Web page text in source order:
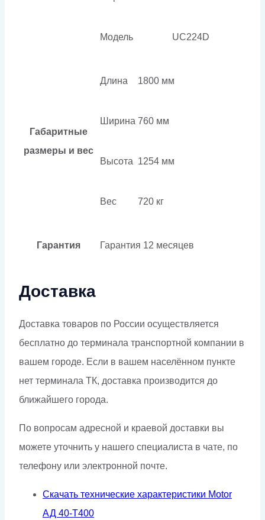
Модель UC224D
Габаритные
размеры и вес
Длина 1800 мм
Ширина 760 мм
Высота 1254 мм
Вес 720 кг
Гарантия Гарантия 12 месяцев
Доставка
Доставка товаров по России осуществляется
бесплатно до терминала транспортной компании в
вашем городе. Если в вашем населённом пункте
нет терминала ТК, доставка производится до
ближайшего города.
По вопросам адресной и краевой доставки вы
можете уточнить у нашего специалиста в чате, по
телефону или электронной почте.
Скачать технические характеристики Motor
АД 40-Т400